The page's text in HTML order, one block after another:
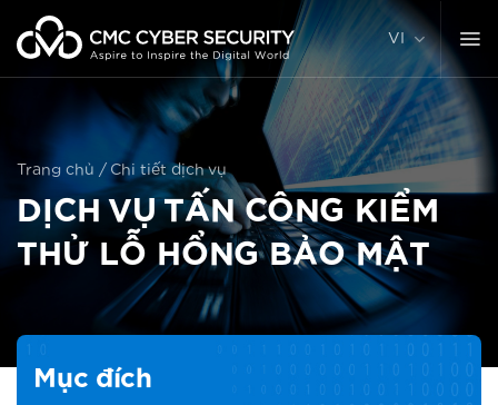
đến
nội
VI
Trang chủ / Chi tiết dịch vụ
DỊCH VỤ TẤN CÔNG KIỂM
THỬ LỖ HỔNG BẢO MẬT
Mục đích